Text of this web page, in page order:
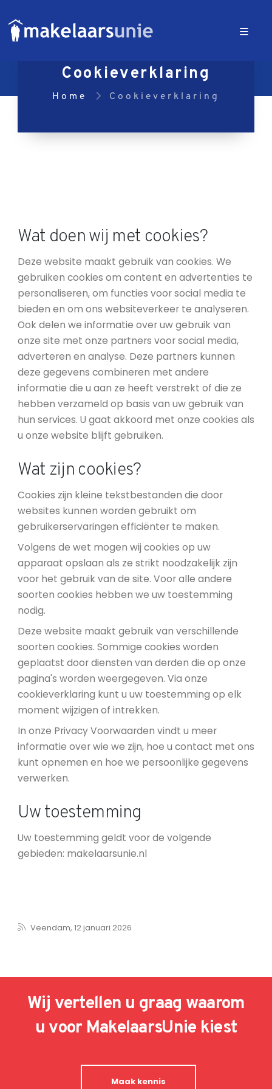
Cookieverklaring
Home Cookieverklaring
Wat doen wij met cookies?
Deze website maakt gebruik van cookies. We
gebruiken cookies om content en advertenties te
personaliseren, om functies voor social media te
bieden en om ons websiteverkeer te analyseren.
Ook delen we informatie over uw gebruik van
onze site met onze partners voor social media,
adverteren en analyse. Deze partners kunnen
deze gegevens combineren met andere
informatie die u aan ze heeft verstrekt of die ze
hebben verzameld op basis van uw gebruik van
hun services. U gaat akkoord met onze cookies als
u onze website blijft gebruiken.
Wat zijn cookies?
Cookies zijn kleine tekstbestanden die door
websites kunnen worden gebruikt om
gebruikerservaringen efficiënter te maken.
Volgens de wet mogen wij cookies op uw
apparaat opslaan als ze strikt noodzakelijk zijn
voor het gebruik van de site. Voor alle andere
soorten cookies hebben we uw toestemming
nodig.
Deze website maakt gebruik van verschillende
soorten cookies. Sommige cookies worden
geplaatst door diensten van derden die op onze
pagina's worden weergegeven. Via onze
cookieverklaring kunt u uw toestemming op elk
moment wijzigen of intrekken.
In onze Privacy Voorwaarden vindt u meer
informatie over wie we zijn, hoe u contact met ons
kunt opnemen en hoe we persoonlijke gegevens
verwerken.
Uw toestemming
Uw toestemming geldt voor de volgende
gebieden: makelaarsunie.nl
Veendam, 12 januari 2026
Wij vertellen u graag waarom
u voor MakelaarsUnie kiest
Maak kennis